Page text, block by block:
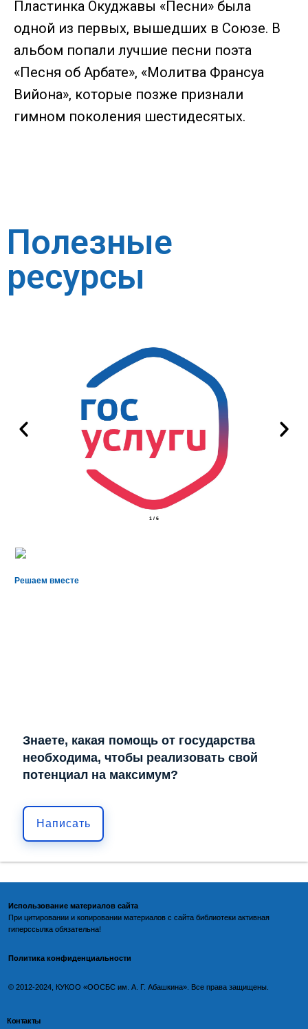
Пластинка Окуджавы «Песни» была
одной из первых, вышедших в Союзе. В
альбом попали лучшие песни поэта
«Песня об Арбате», «Молитва Франсуа
Вийона», которые позже признали
гимном поколения шестидесятых.
Полезные
ресурсы
2 / 6
Решаем вместе
Знаете, какая помощь от государства
необходима, чтобы реализовать свой
потенциал на максимум?
Написать
Использование материалов сайта
При цитировании и копировании материалов с сайта библиотеки активная
гиперссылка обязательна!
Политика конфиденциальности
©️ 2012-2024, КУКОО «ООСБС им. А. Г. Абашкина». Все права защищены.
Контакты